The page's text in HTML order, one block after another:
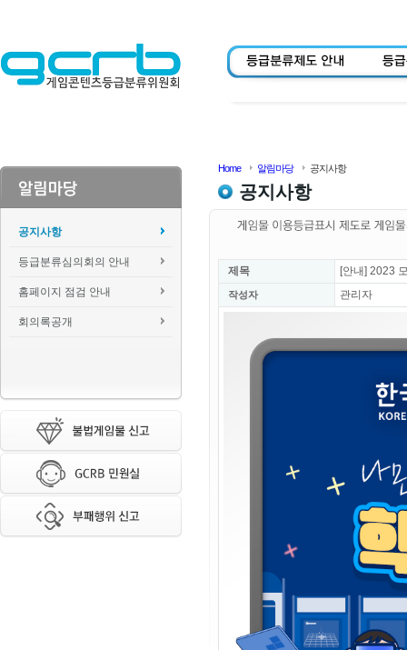
공지사항
등급분류심의회의 안내
홈페이지 점검 안내
회의록공개
Home 알림마당 공지사항
공지사항
제목 [안내] 2023
작성자 관리자